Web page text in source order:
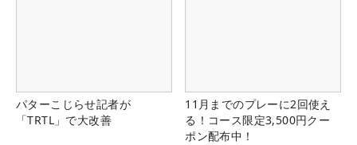
パターこじらせ記者が
「TRTL」で大改善
11月までのプレーに2回使え
る！コース限定3,500円クー
ポン配布中！